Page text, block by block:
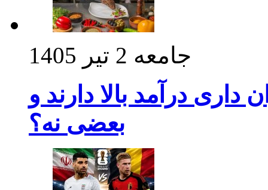
جامعه 2 تیر 1405
درآمد بالا دارند و
بعضی نه؟